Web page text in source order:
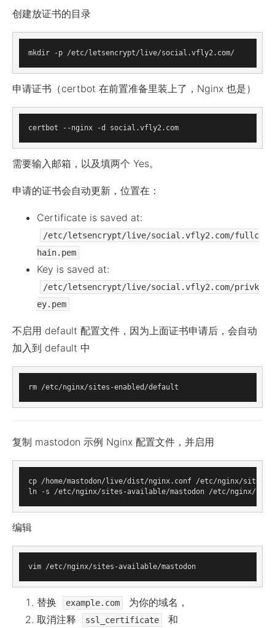
创建放证书的目录
申请证书（certbot 在前置准备里装上了，Nginx 也是）
certbot --nginx -d social.vfly2.com
需要输入邮箱，以及填两个 Yes。
申请的证书会自动更新，位置在：
Certificate is saved at:
/etc/letsencrypt/live/social.vfly2.com/fullc
hain.pem
Key is saved at:
/etc/letsencrypt/live/social.vfly2.com/privk
ey.pem
不启用 default 配置文件，因为上面证书申请后，会自动
加入到 default 中
复制 mastodon 示例 Nginx 配置文件，并启用
cp /home/mastodon/live/dist/nginx.conf /etc/nginx/sites-
编辑
vim /etc/nginx/sites-available/mastodon
替换 example.com
为你的域名，
取消注释
ssl_certificate 和